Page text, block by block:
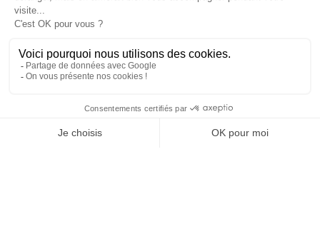
NOS PARTENAIRES
HORAIRES D'OUVERTURE
Copyright © 2026 Kayman Offroad 4x4 - Tous droits réservés -